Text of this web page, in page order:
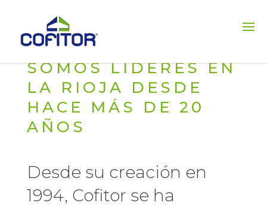
SOMOS LÍDERES EN
LA RIOJA DESDE
HACE MÁS DE 20
AÑOS
Desde su creación en
1994, Cofitor se ha